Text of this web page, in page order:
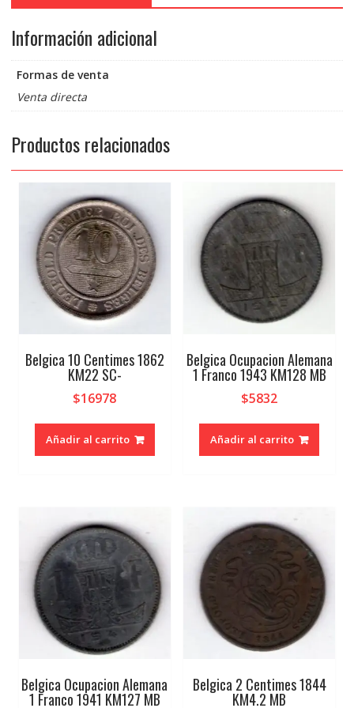
Información adicional
Formas de venta
Venta directa
Productos relacionados
Belgica 10 Centimes 1862
KM22 SC-
$16978
Añadir al carrito
Belgica Ocupacion Alemana
1 Franco 1943 KM128 MB
$5832
Añadir al carrito
Belgica Ocupacion Alemana
1 Franco 1941 KM127 MB
Belgica 2 Centimes 1844
KM4.2 MB